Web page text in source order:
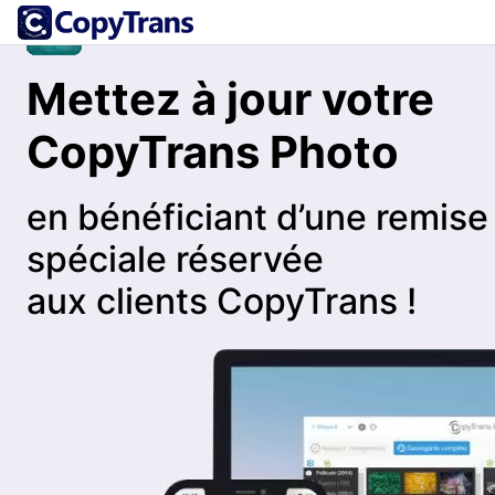
Mettez à jour votre
CopyTrans Photo
en bénéficiant d’une remise
spéciale réservée
aux clients CopyTrans !